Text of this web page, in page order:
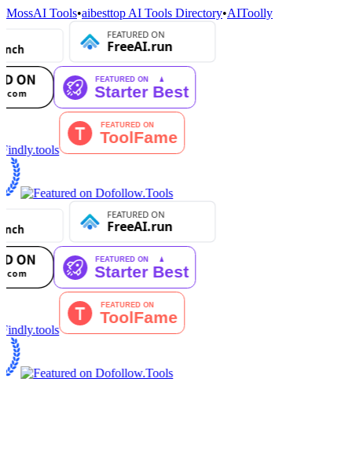
MossAI Tools•aibesttop AI Tools Directory•AIToolly